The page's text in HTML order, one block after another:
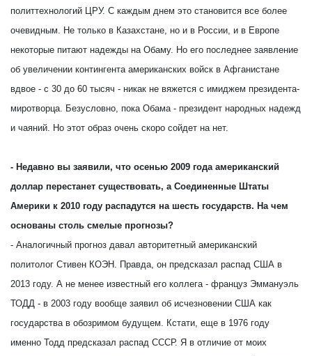
политтехнологий ЦРУ. С каждым днем это становится все более
очевидным. Не только в Казахстане, но и в России, и в Европе
некоторые питают надежды на Обаму. Но его последнее заявление
об увеличении контингента американских войск в Афганистане
вдвое - с 30 до 60 тысяч - никак не вяжется с имиджем президента-
миротворца. Безусловно, пока Обама - президент народных надежд
и чаяний. Но этот образ очень скоро сойдет на нет.
- Недавно вы заявили, что осенью 2009 года американский
доллар перестанет существовать, а Соединенные Штаты
Америки к 2010 году распадутся на шесть государств. На чем
основаны столь смелые прогнозы?
- Аналогичный прогноз давал авторитетный американский
политолог Стивен КОЭН. Правда, он предсказал распад США в
2013 году. А не менее известный его коллега - француз Эммануэль
ТОДД - в 2003 году вообще заявил об исчезновении США как
государства в обозримом будущем. Кстати, еще в 1976 году
именно Тодд предсказал распад СССР. Я в отличие от моих